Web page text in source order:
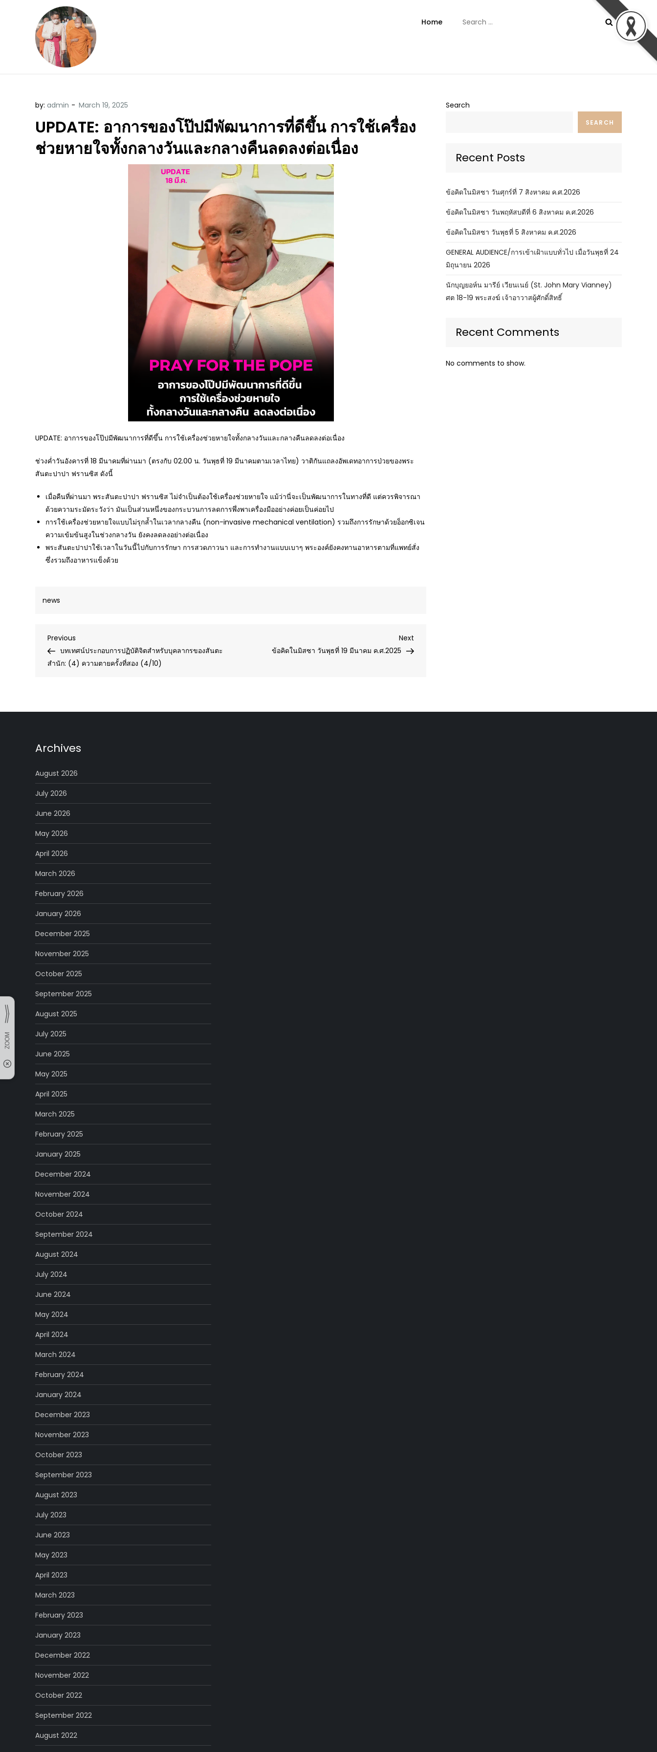
Home
for:
by: admin
UPDATE: อาการของโป๊ปมีพัฒนาการที่ดีขึ้น การใช้เครื่อง
ช่วยหายใจทั้งกลางวันและกลางคืนลดลงต่อเนื่อง
UPDATE: อาการของโป๊ปมีพัฒนาการที่ดีขึ้น การใช้เครื่องช่วยหายใจทั้งกลางวันและกลางคืนลดลงต่อเนื่อง
ช่วงค่ำวันอังคารที่ 18 มีนาคมที่ผ่านมา (ตรงกับ 02.00 น. วันพุธที่ 19 มีนาคมตามเวลาไทย) วาติกันแถลงอัพเดทอาการป่วยของพระ
สันตะปาปา ฟรานซิส ดังนี้
เมื่อคืนที่ผ่านมา พระสันตะปาปา ฟรานซิส ไม่จำเป็นต้องใช้เครื่องช่วยหายใจ แม้ว่านี่จะเป็นพัฒนาการในทางที่ดี แต่ควรพิจารณา
ด้วยความระมัดระวังว่า มันเป็นส่วนหนึ่งของกระบวนการลดการพึ่งพาเครื่องมืออย่างค่อยเป็นค่อยไป
การใช้เครื่องช่วยหายใจแบบไม่รุกล้ำในเวลากลางคืน (non-invasive mechanical ventilation) รวมถึงการรักษาด้วยอ็อกซิเจน
ความเข้มข้นสูงในช่วงกลางวัน ยังคงลดลงอย่างต่อเนื่อง
พระสันตะปาปาใช้เวลาในวันนี้ไปกับการรักษา การสวดภาวนา และการทำงานแบบเบาๆ พระองค์ยังคงทานอาหารตามที่แพทย์สั่ง
ซึ่งรวมถึงอาหารแข็งด้วย
news
Post
navigation
Previous
Post
Previous
บทเทศน์ประกอบการปฏิบัติจิตสำหรับบุคลากรของสันตะ
สำนัก: (4) ความตายครั้งที่สอง (4/10)
Post
Next
ข้อคิดในมิสซา วันพุธที่ 19 มีนาคม ค.ศ.2025
Search
SEARCH
Recent Posts
ข้อคิดในมิสซา วันศุกร์ที่ 7 สิงหาคม ค.ศ.2026
ข้อคิดในมิสซา วันพฤหัสบดีที่ 6 สิงหาคม ค.ศ.2026
ข้อคิดในมิสซา วันพุธที่ 5 สิงหาคม ค.ศ.2026
GENERAL AUDIENCE/การเข้าเฝ้าแบบทั่วไป เมื่อวันพุธที่ 24
มิถุนายน 2026
นักบุญยอห์น มารีย์ เวียนเนย์ (St. John Mary Vianney)
ศต 18-19 พระสงฆ์ เจ้าอาวาสผู้ศักดิ์สิทธิ์
Recent Comments
No comments to show.
Archives
August 2026
July 2026
June 2026
May 2026
April 2026
March 2026
February 2026
January 2026
December 2025
November 2025
October 2025
September 2025
August 2025
July 2025
June 2025
May 2025
April 2025
March 2025
February 2025
January 2025
December 2024
November 2024
October 2024
September 2024
August 2024
July 2024
June 2024
May 2024
April 2024
March 2024
February 2024
January 2024
December 2023
November 2023
October 2023
September 2023
August 2023
July 2023
June 2023
May 2023
April 2023
March 2023
February 2023
January 2023
December 2022
November 2022
October 2022
September 2022
August 2022